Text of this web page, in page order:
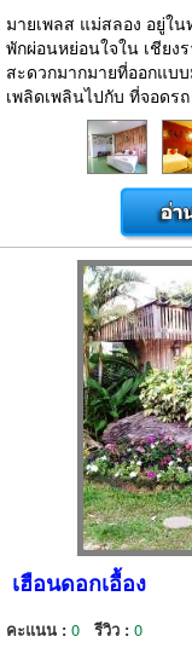
มายเพลส แม่สลอง อยู่ใน
พักผ่อนหย่อนใจใน เชียง
สะดวกมากมายที่ออกแบ
เพลิดเพลินไปกับ ที่จอดร
เฮือนดอกเอื้อง
คะแนน : 0 รีวิว : 0